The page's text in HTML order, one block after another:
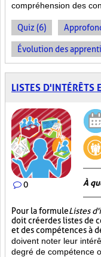
compréhension des
Quiz (6)
Évolution des
LISTES D'INTÉRÊTS
0 À
Pour la formuleListes
doit créer des listes de
et des compétences à
doivent noter leur
degré de compétence